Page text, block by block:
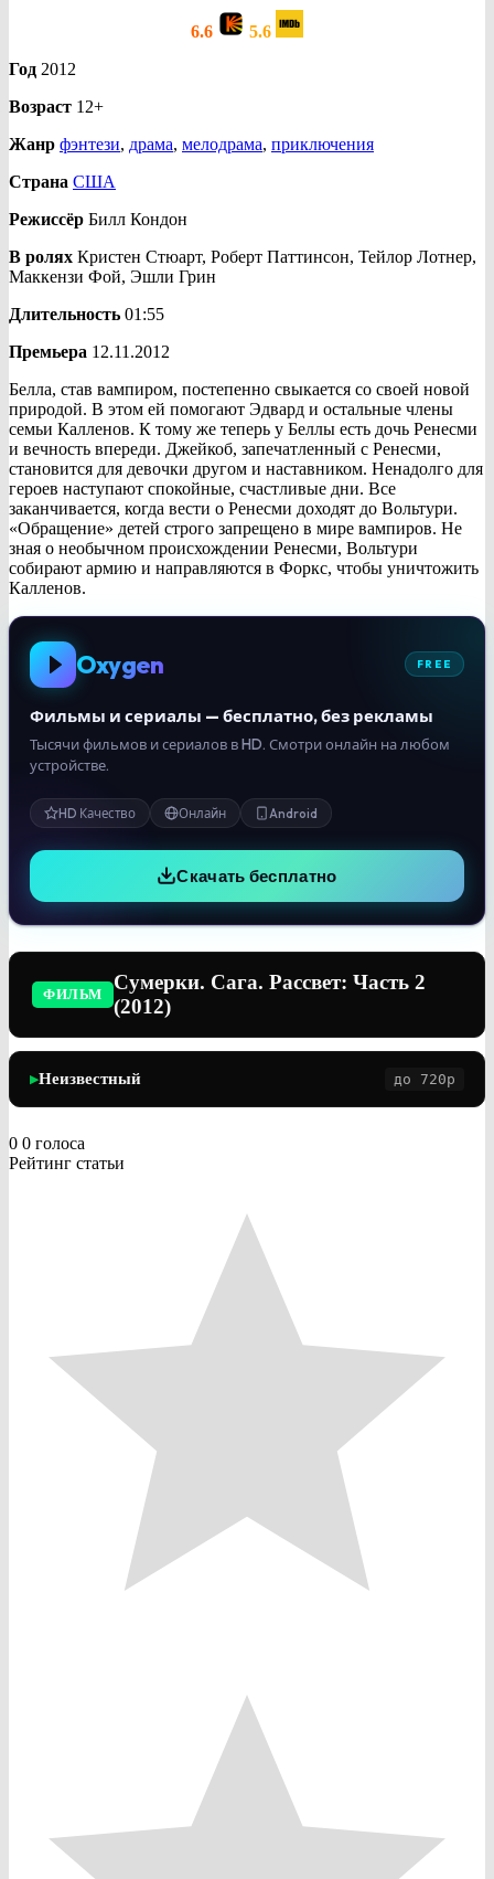
6.6
5.6
Год 2012
Возраст 12+
Жанр фэнтези, драма, мелодрама, приключения
Страна США
Режиссёр Билл Кондон
В ролях Кристен Стюарт, Роберт Паттинсон, Тейлор Лотнер,
Маккензи Фой, Эшли Грин
Длительность 01:55
Премьера 12.11.2012
Белла, став вампиром, постепенно свыкается со своей новой
природой. В этом ей помогают Эдвард и остальные члены
семьи Калленов. К тому же теперь у Беллы есть дочь Ренесми
и вечность впереди. Джейкоб, запечатленный с Ренесми,
становится для девочки другом и наставником. Ненадолго для
героев наступают спокойные, счастливые дни. Все
заканчивается, когда вести о Ренесми доходят до Вольтури.
«Обращение» детей строго запрещено в мире вампиров. Не
зная о необычном происхождении Ренесми, Вольтури
собирают армию и направляются в Форкс, чтобы уничтожить
Калленов.
Oxygen FREE
Фильмы и сериалы — бесплатно, без рекламы
Тысячи фильмов и сериалов в HD. Смотри онлайн на любом
устройстве.
HD Качество Онлайн Android
Скачать бесплатно
ФИЛЬМ
Сумерки. Сага. Рассвет: Часть 2
(2012)
▶Неизвестный до 720p
0 0 голоса
Рейтинг статьи